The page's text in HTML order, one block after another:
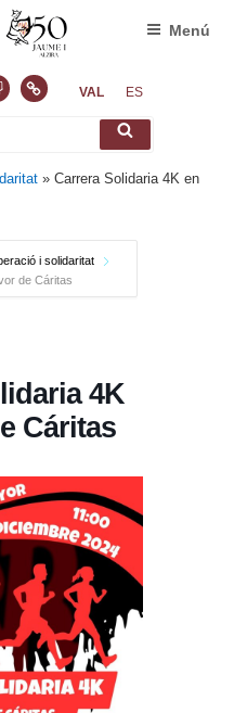
NormasVAL ES
Cerca
Menú
»Carrera Solidaria 4K en
i solidaritat
de Cáritas
4K
Cáritas